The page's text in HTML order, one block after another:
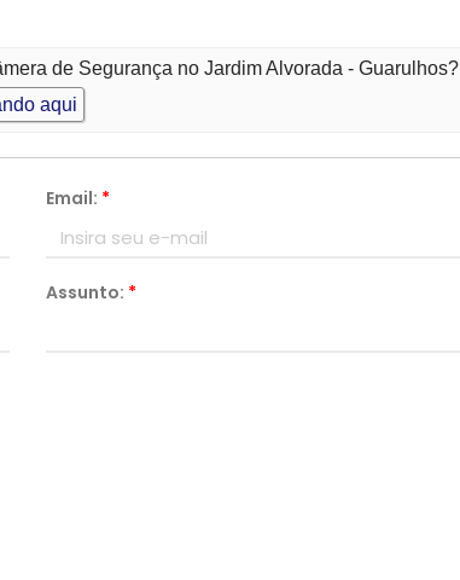
de Segurança no Jardim Alvorada - Guarulhos?
aqui
Email: *
Assunto: *